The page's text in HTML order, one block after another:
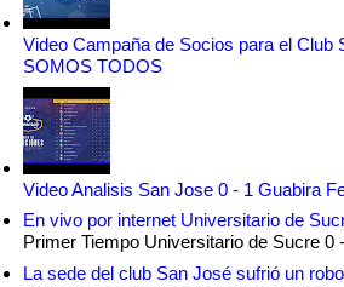
Video Campaña de Socios para el Club
SOMOS TODOS
Video Analisis San Jose 0 - 1 Guabira
En vivo por internet Universitario de
Primer Tiempo Universitario de Sucre 0
La sede del club San José sufrió un